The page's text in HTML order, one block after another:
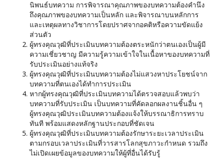
นิพนธ์บทความ การพิจารณาคุณภาพของบทความต้องคำนึง
ถึงคุณภาพของบทความเป็นหลัก และพิจารณาบนหลักการ
และเหตุผลทางวิชาการโดยปราศจากอคติหรือความขัดแย้ง
ส่วนตัว
ผู้ทรงคุณวุฒิที่ประเมินบทความต้องตระหนักว่าตนเองเป็นผู้มี
ความเชี่ยวชาญ มีความรู้ความเข้าใจในเนื้อหาของบทความที่
รับประเมินอย่างแท้จริง
ผู้ทรงคุณวุฒิที่ประเมินบทความต้องไม่แสวงหาประโยชน์จาก
บทความที่ตนเองได้ทำการประเมิน
หากผู้ทรงคุณวุฒิที่ประเมินบทความได้ตรวจสอบแล้วพบว่า
บทความที่รับประเมิน เป็นบทความที่คัดลอกผลงานชิ้นอื่น ๆ
ผู้ทรงคุณวุฒิประเมินบทความต้องแจ้งให้บรรณาธิการทราบ
ทันที พร้อมแสดงหลักฐานประกอบที่ชัดเจน
ผู้ทรงคุณวุฒิที่ประเมินบทความต้องรักษาระยะเวลาประเมิน
ตามกรอบเวลาประเมินที่วารสารโลกสุขภาวะกำหนด รวมถึง
ไม่เปิดเผยข้อมูลของบทความให้ผู้ที่อื่นได้รับรู้